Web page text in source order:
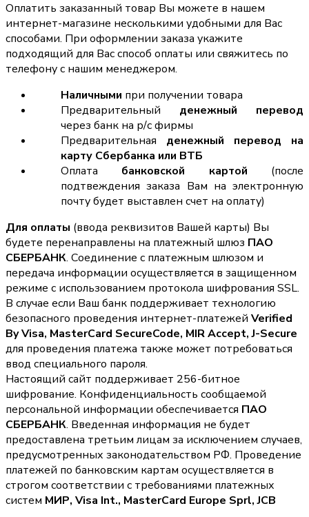
Оплатить заказанный товар Вы можете в нашем
интернет-магазине несколькими удобными для Вас
способами. При оформлении заказа укажите
подходящий для Вас способ оплаты или свяжитесь по
телефону с нашим менеджером.
Наличными при получении товара
Предварительный денежный перевод
через банк на р/с фирмы
Предварительная денежный перевод на
карту Сбербанка или ВТБ
Оплата банковской картой (после
подтвеждения заказа Вам на электронную
почту будет выставлен счет на оплату)
Для оплаты (ввода реквизитов Вашей карты) Вы
будете перенаправлены на платежный шлюз ПАО
СБЕРБАНК. Соединение с платежным шлюзом и
передача информации осуществляется в защищенном
режиме с использованием протокола шифрования SSL.
В случае если Ваш банк поддерживает технологию
безопасного проведения интернет-платежей Verified
By Visa, MasterCard SecureCode, MIR Accept, J-Secure
для проведения платежа также может потребоваться
ввод специального пароля.
Настоящий сайт поддерживает 256-битное
шифрование. Конфиденциальность сообщаемой
персональной информации обеспечивается ПАО
СБЕРБАНК. Введенная информация не будет
предоставлена третьим лицам за исключением случаев,
предусмотренных законодательством РФ. Проведение
платежей по банковским картам осуществляется в
строгом соответствии с требованиями платежных
систем МИР, Visa Int., MasterCard Europe Sprl, JCB